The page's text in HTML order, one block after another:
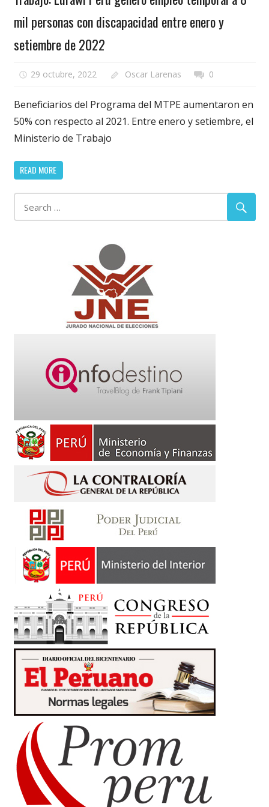
mil personas con discapacidad entre enero y
setiembre de 2022
29 octubre, 2022 Oscar Larenas 0
Beneficiarios del Programa del MTPE aumentaron en
50% con respecto al 2021. Entre enero y setiembre, el
Ministerio de Trabajo
READ MORE